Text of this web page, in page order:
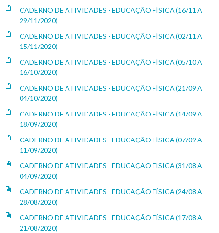
CADERNO DE ATIVIDADES - EDUCAÇÃO FÍSICA (16/11 A
29/11/2020)
CADERNO DE ATIVIDADES - EDUCAÇÃO FÍSICA (02/11 A
15/11/2020)
CADERNO DE ATIVIDADES - EDUCAÇÃO FÍSICA (05/10 A
16/10/2020)
CADERNO DE ATIVIDADES - EDUCAÇÃO FÍSICA (21/09 A
04/10/2020)
CADERNO DE ATIVIDADES - EDUCAÇÃO FÍSICA (14/09 A
18/09/2020)
CADERNO DE ATIVIDADES - EDUCAÇÃO FÍSICA (07/09 A
11/09/2020)
CADERNO DE ATIVIDADES - EDUCAÇÃO FÍSICA (31/08 A
04/09/2020)
CADERNO DE ATIVIDADES - EDUCAÇÃO FÍSICA (24/08 A
28/08/2020)
CADERNO DE ATIVIDADES - EDUCAÇÃO FÍSICA (17/08 A
21/08/2020)